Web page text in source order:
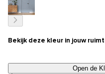
Bekijk deze kleur in jouw
Open de